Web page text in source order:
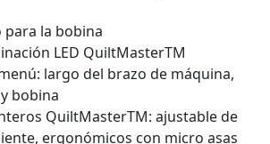
la bobina
LED QuiltMasterTM
largo del brazo de máquina,
bobina
QuiltMasterTM: ajustable de
ergonómicos con micro asas